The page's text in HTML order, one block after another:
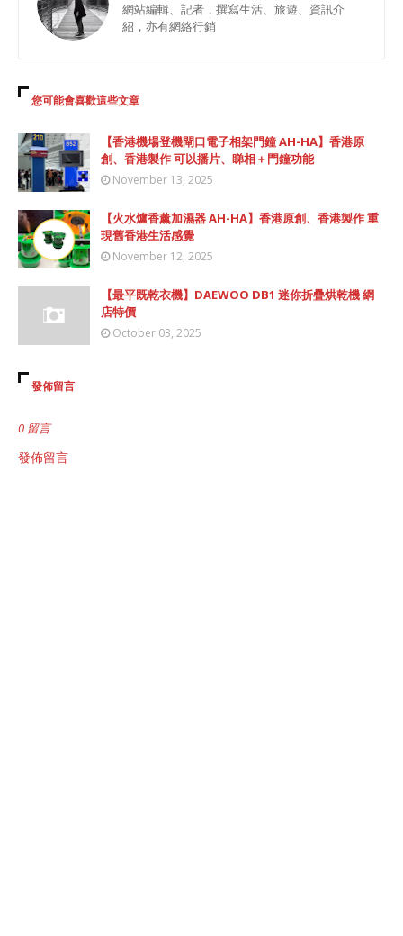
網站編輯、記者，撰寫生活、旅遊、資訊介
紹，亦有網絡行銷
您可能會喜歡這些文章
【香港機場登機閘口電子相架門鐘 AH-HA】香港原
創、香港製作 可以播片、睇相＋門鐘功能
November 13, 2025
【火水爐香薰加濕器 AH-HA】香港原創、香港製作 重
現舊香港生活感覺
November 12, 2025
【最平既乾衣機】DAEWOO DB1 迷你折疊烘乾機 網
店特價
October 03, 2025
發佈留言
0 留言
發佈留言